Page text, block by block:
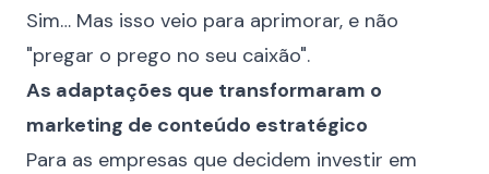
Sim… Mas isso veio para aprimorar, e não
"pregar o prego no seu caixão".
As adaptações que transformaram o
marketing de conteúdo estratégico
Para as empresas que decidem investir em